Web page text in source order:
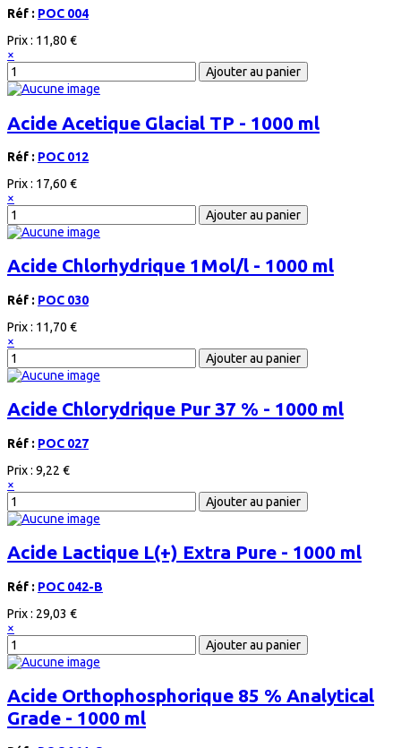
Réf : POC 004
Prix : 11,80 €
×
Acide Acetique Glacial TP - 1000 ml
Réf : POC 012
Prix : 17,60 €
×
Acide Chlorhydrique 1Mol/l - 1000 ml
Réf : POC 030
Prix : 11,70 €
×
Acide Chlorydrique Pur 37 % - 1000 ml
Réf : POC 027
Prix : 9,22 €
×
Acide Lactique L(+) Extra Pure - 1000 ml
Réf : POC 042-B
Prix : 29,03 €
×
Acide Orthophosphorique 85 % Analytical
Grade - 1000 ml